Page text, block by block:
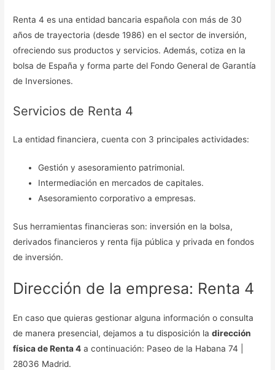
Renta 4 es una entidad bancaria española con más de 30
años de trayectoria (desde 1986) en el sector de inversión,
ofreciendo sus productos y servicios. Además, cotiza en la
bolsa de España y forma parte del Fondo General de Garantía
de Inversiones.
Servicios de Renta 4
La entidad financiera, cuenta con 3 principales actividades:
Gestión y asesoramiento patrimonial.
Intermediación en mercados de capitales.
Asesoramiento corporativo a empresas.
Sus herramientas financieras son: inversión en la bolsa,
derivados financieros y renta fija pública y privada en fondos
de inversión.
Dirección de la empresa: Renta 4
En caso que quieras gestionar alguna información o consulta
de manera presencial, dejamos a tu disposición ladirección
física de Renta 4 a continuación: Paseo de la Habana 74 |
28036 Madrid.